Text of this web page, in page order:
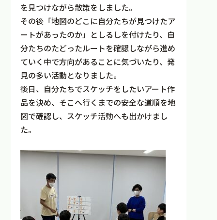
を見つけながら散策をしました。
その後「地図のどこに自分たちが見つけたア
ートがあったのか」としるしを付けたり、自
分たちのたどったルートを確認しながら進め
ていく中で方向があることに気づいたり、発
見の多い活動となりました。
後日、自分たちでスケッチをしたいアート作
品を決め、そこへ行くまでの安全な道順を地
図で確認し、スケッチ活動へも出かけまし
た。